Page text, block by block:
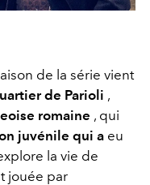
de la série vient
de Parioli ,
romaine , qui
juvénile qui a eu
la vie de
jouée par